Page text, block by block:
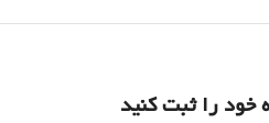
خود را ثبت کنید